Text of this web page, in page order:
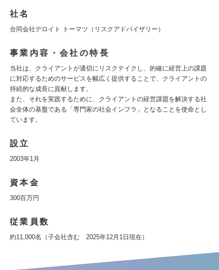
社名
合同会社デロイト トーマツ（リスクアドバイザリー）
事業内容・会社の特長
当社は、クライアントが適切にリスクテイクし、的確に経営上の課題
に対応するためのサービスを幅広く提供することで、クライアントの
持続的な成長に貢献します。
また、それを実践するために、クライアントの経営課題を解決する社
会全体の基盤である「専門家の社会インフラ」となることを使命とし
ています。
設立
2003年1月
資本金
300百万円
従業員数
約11,000名（子会社含む 2025年12月1日現在）